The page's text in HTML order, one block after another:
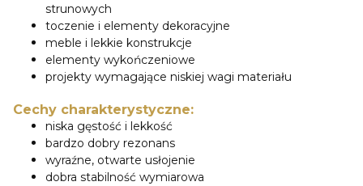
strunowych
toczenie i elementy dekoracyjne
meble i lekkie konstrukcje
elementy wykończeniowe
projekty wymagające niskiej wagi materiału
Cechy charakterystyczne:
niska gęstość i lekkość
bardzo dobry rezonans
wyraźne, otwarte usłojenie
dobra stabilność wymiarowa